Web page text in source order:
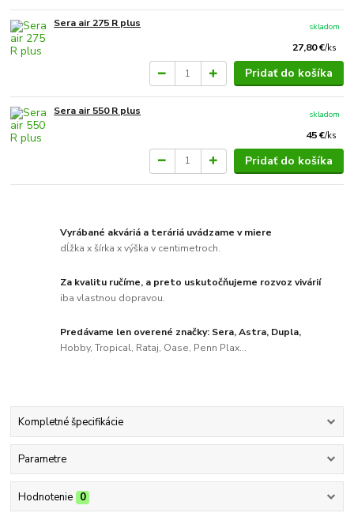
Sera air 275 R plus
27,80 €/ks
skladom
Pridať do košíka
Sera air 550 R plus
45 €/ks
skladom
Pridať do košíka
Vyrábané akváriá a teráriá uvádzame v miere
dĺžka x šírka x výška v centimetroch.
Za kvalitu ručíme, a preto uskutočňujeme rozvoz vivárií
iba vlastnou dopravou.
Predávame len overené značky: Sera, Astra, Dupla,
Hobby, Tropical, Rataj, Oase, Penn Plax...
Kompletné špecifikácie
Parametre
Hodnotenie 0